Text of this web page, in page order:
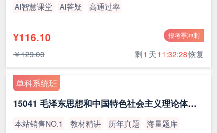
AI智慧课堂
AI答疑 高通过率
报考季冲刺
¥116.10
￥129.00 剩1 天11:32:27恢复
单科系统班
15041 毛泽东思想和中国特色社会主义理论体系概论（最新版）
本站销售NO.1 教材精讲 历年真题
海量题库